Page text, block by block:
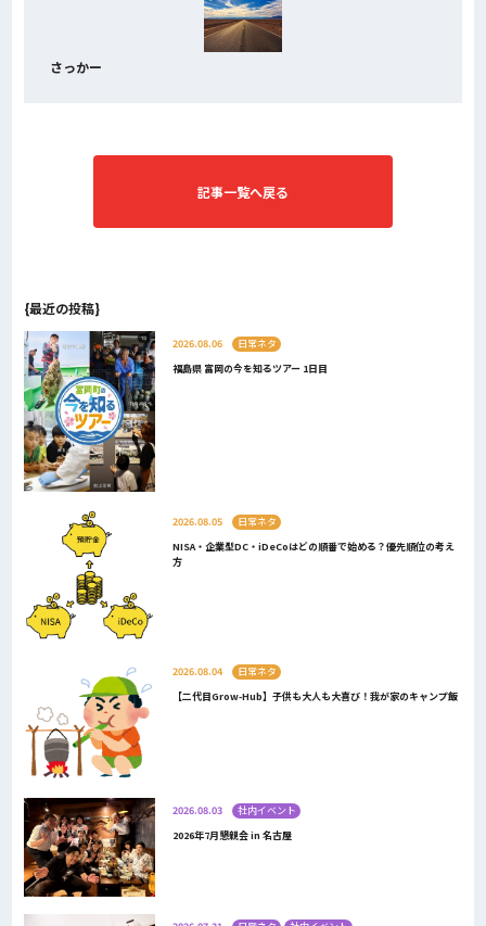
さっかー
記事一覧へ戻る
{最近の投稿}
2026.08.06
日常ネタ
福島県 富岡の今を知るツアー 1日目
2026.08.05
日常ネタ
NISA・企業型DC・iDeCoはどの順番で始める？優先順位の考え
方
2026.08.04
日常ネタ
【二代目Grow-Hub】子供も大人も大喜び！我が家のキャンプ飯
2026.08.03
社内イベント
2026年7月懇親会 in 名古屋